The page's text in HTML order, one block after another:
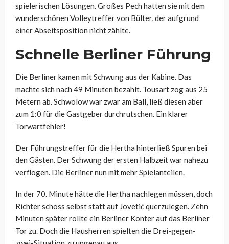
spielerischen Lösungen. Großes Pech hatten sie mit dem
wunderschönen Volleytreffer von Bülter, der aufgrund
einer Abseitsposition nicht zählte.
Schnelle Berliner Führung
Die Berliner kamen mit Schwung aus der Kabine. Das
machte sich nach 49 Minuten bezahlt. Tousart zog aus 25
Metern ab. Schwolow war zwar am Ball, ließ diesen aber
zum 1:0 für die Gastgeber durchrutschen. Ein klarer
Torwartfehler!
Der Führungstreffer für die Hertha hinterließ Spuren bei
den Gästen. Der Schwung der ersten Halbzeit war nahezu
verflogen. Die Berliner nun mit mehr Spielanteilen.
In der 70. Minute hätte die Hertha nachlegen müssen, doch
Richter schoss selbst statt auf Jovetić querzulegen. Zehn
Minuten später rollte ein Berliner Konter auf das Berliner
Tor zu. Doch die Hausherren spielten die Drei-gegen-